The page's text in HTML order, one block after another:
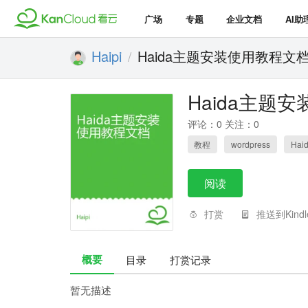
广场 专题 企业文档 AI助
Haipi / Haida主题安装使用教程文
Haida主题安
评论：0 关注：0
教程 wordpress
阅读
打赏 推送到
概要 目录 打赏记录
暂无描述